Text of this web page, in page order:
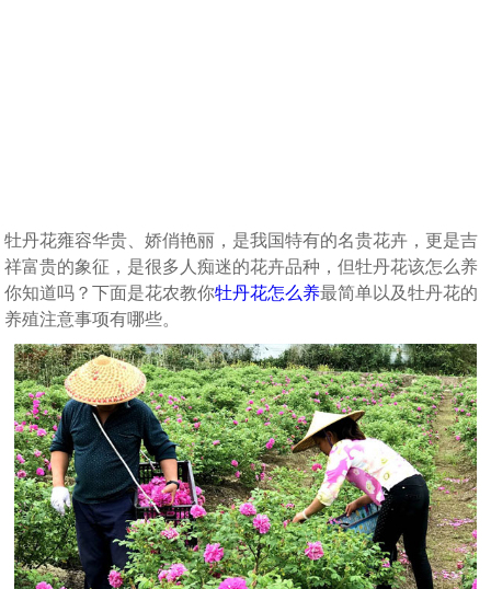
牡丹花雍容华贵、娇俏艳丽，是我国特有的名贵花卉，更是吉
祥富贵的象征，是很多人痴迷的花卉品种，但牡丹花该怎么养
你知道吗？下面是花农教你牡丹花怎么养最简单以及牡丹花的
养殖注意事项有哪些。